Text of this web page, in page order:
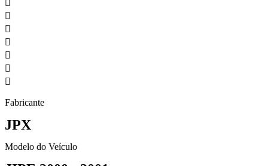
Fabricante
JPX
Modelo do Veículo